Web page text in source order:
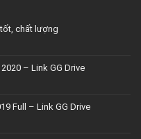
chất lượng
– Link GG Drive
Full – Link GG Drive